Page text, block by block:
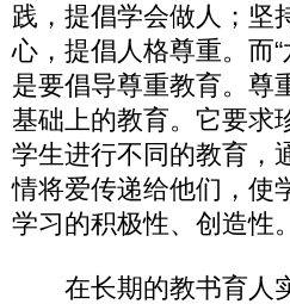
践，提倡学会做人；坚
心，提倡人格尊重。而
是要倡导尊重教育。尊
基础上的教育。它要求
学生进行不同的教育，
情将爱传递给他们，使
学习的积极性、创造性
在长期的教书育人实